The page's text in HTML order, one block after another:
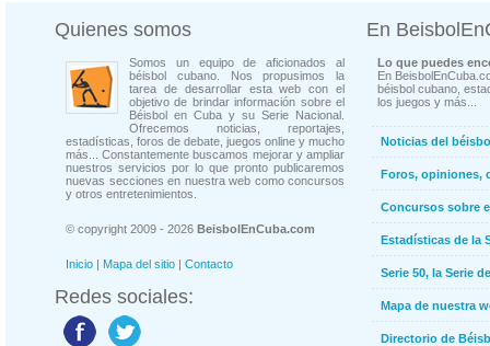
Quienes somos
Somos un equipo de aficionados al
béisbol cubano. Nos propusimos la
tarea de desarrollar esta web con el
objetivo de brindar información sobre el
Béisbol en Cuba y su Serie Nacional.
Ofrecemos noticias, reportajes,
estadísticas, foros de debate, juegos online y mucho
más... Constantemente buscamos mejorar y ampliar
nuestros servicios por lo que pronto publicaremos
nuevas secciones en nuestra web como concursos
y otros entretenimientos.
© copyright 2009 - 2026 BeisbolEnCuba.com
Inicio | Mapa del sitio | Contacto
Redes sociales:
En
Lo que puedes
En
béisbol cubano,
los juegos y más...
Noticias del
Foros, opiniones,
Concursos sobre
Estadísticas de la
Serie 50, la Serie
Mapa de nuestra
Directorio de